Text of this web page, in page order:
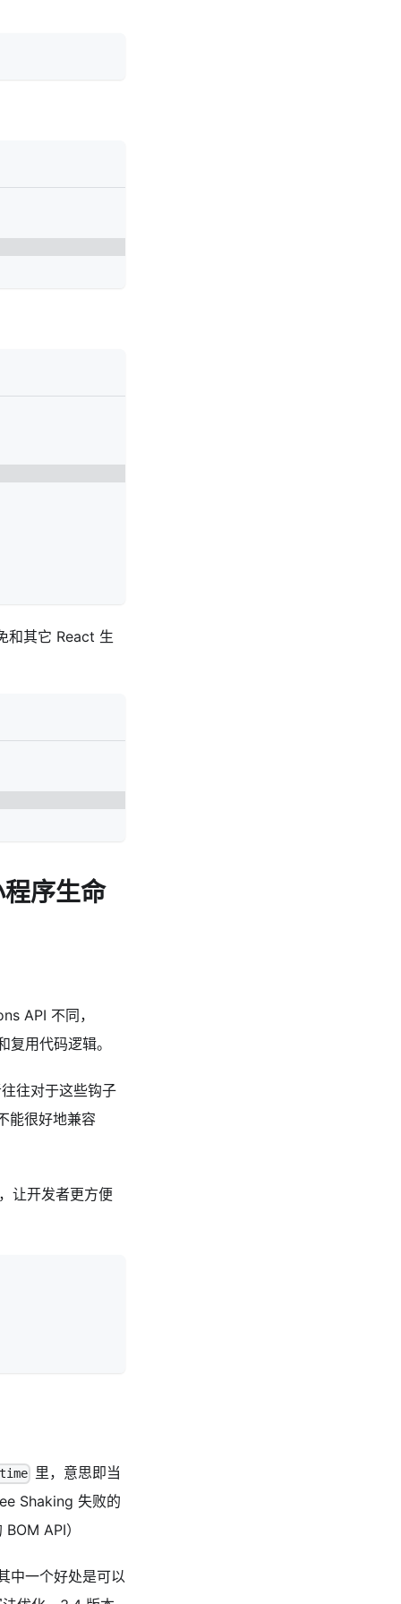
和其它 React 生
序生命
API 不同，
用代码逻辑。
往对于这些钩子
能很好地兼容
让开发者更方便
里，意思即当
Shaking 失败的
API）
中一个好处是可以